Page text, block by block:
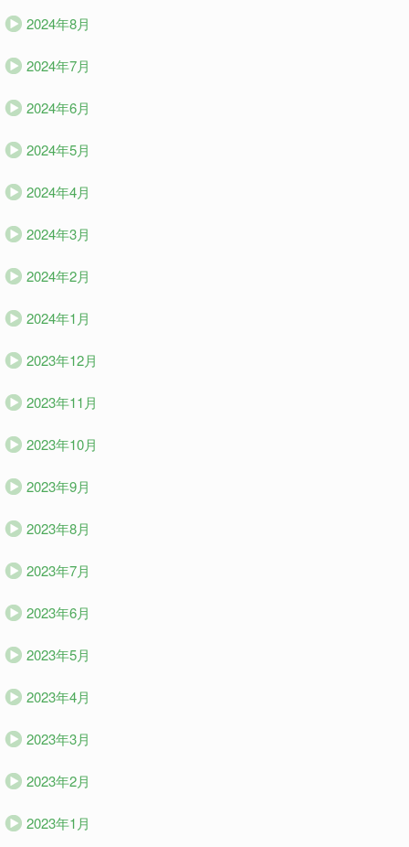
2024年8月
2024年7月
2024年6月
2024年5月
2024年4月
2024年3月
2024年2月
2024年1月
2023年12月
2023年11月
2023年10月
2023年9月
2023年8月
2023年7月
2023年6月
2023年5月
2023年4月
2023年3月
2023年2月
2023年1月